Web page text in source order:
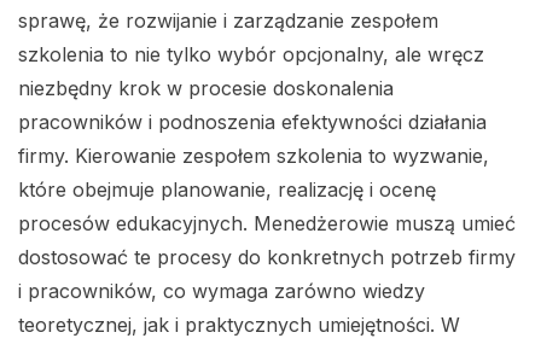
sprawę, że rozwijanie i zarządzanie zespołem
szkolenia to nie tylko wybór opcjonalny, ale wręcz
niezbędny krok w procesie doskonalenia
pracowników i podnoszenia efektywności działania
firmy. Kierowanie zespołem szkolenia to wyzwanie,
które obejmuje planowanie, realizację i ocenę
procesów edukacyjnych. Menedżerowie muszą umieć
dostosować te procesy do konkretnych potrzeb firmy
i pracowników, co wymaga zarówno wiedzy
teoretycznej, jak i praktycznych umiejętności. W